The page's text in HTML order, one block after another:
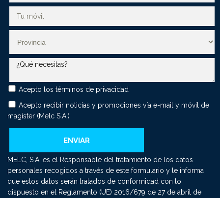
Acepto los términos de privacidad
Acepto recibir noticias y promociones vía e-mail y móvil de
magister (Melc S.A.)
MELC, S.A. es el Responsable del tratamiento de los datos
personales recogidos a través de este formulario y le informa
que estos datos serán tratados de conformidad con lo
dispuesto en el Reglamento (UE) 2016/679 de 27 de abril de